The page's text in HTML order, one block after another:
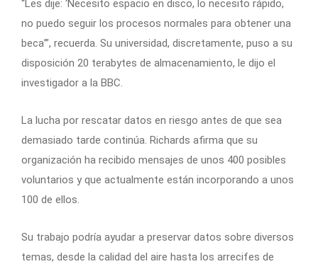
“Les dije: ‘Necesito espacio en disco, lo necesito rápido,
no puedo seguir los procesos normales para obtener una
beca’”, recuerda. Su universidad, discretamente, puso a su
disposición 20 terabytes de almacenamiento, le dijo el
investigador a la BBC.
La lucha por rescatar datos en riesgo antes de que sea
demasiado tarde continúa. Richards afirma que su
organización ha recibido mensajes de unos 400 posibles
voluntarios y que actualmente están incorporando a unos
100 de ellos.
Su trabajo podría ayudar a preservar datos sobre diversos
temas, desde la calidad del aire hasta los arrecifes de